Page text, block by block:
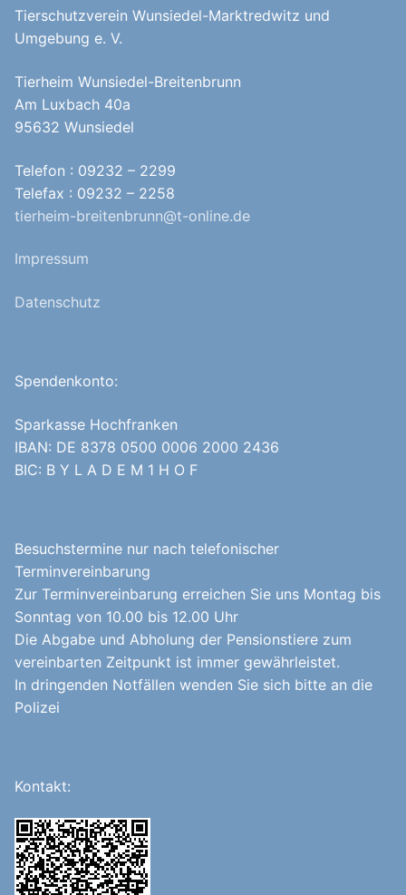
Tierschutzverein Wunsiedel-Marktredwitz und
Umgebung e. V.
Tierheim Wunsiedel-Breitenbrunn
Am Luxbach 40a
95632 Wunsiedel
Telefon : 09232 – 2299
Telefax : 09232 – 2258
tierheim-breitenbrunn@t-online.de
Impressum
Datenschutz
Spendenkonto:
Sparkasse Hochfranken
IBAN: DE 8378 0500 0006 2000 2436
BIC: B Y L A D E M 1 H O F
Besuchstermine nur nach telefonischer
Terminvereinbarung
Zur Terminvereinbarung erreichen Sie uns Montag bis
Sonntag von 10.00 bis 12.00 Uhr
Die Abgabe und Abholung der Pensionstiere zum
vereinbarten Zeitpunkt ist immer gewährleistet.
In dringenden Notfällen wenden Sie sich bitte an die
Polizei
Kontakt: